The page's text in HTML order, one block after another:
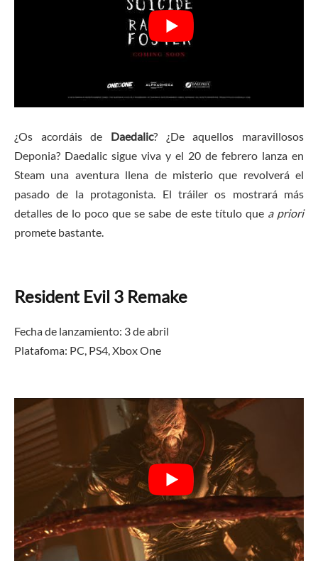
¿Os acordáis de Daedalic? ¿De aquellos maravillosos
Deponia? Daedalic sigue viva y el 20 de febrero lanza en
Steam una aventura llena de misterio que revolverá el
pasado de la protagonista. El tráiler os mostrará más
detalles de lo poco que se sabe de este título que a priori
promete bastante.
Resident Evil 3 Remake
Fecha de lanzamiento: 3 de abril
Platafoma: PC, PS4, Xbox One